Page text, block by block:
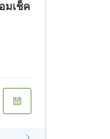
มเช็ค